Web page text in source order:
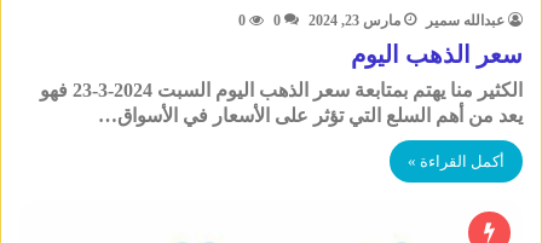
عبدالله سمير مارس 23, 2024 0
0
سعر الذهب اليوم
الكثير منا يهتم بمتابعة سعر الذهب اليوم السبت 2024-3-23 فهو
يعد من أهم السلع التي تؤثر على الأسعار في الأسواق…
أكمل القراءة »